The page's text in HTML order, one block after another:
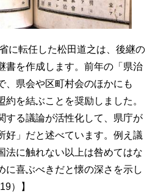
に転任した松田道之は、後継の
書を作成します。前年の「県治
、県会や区町村会のほかにも
約を結ぶことを奨励しました。
する議論が活性化して、県庁が
好」だと述べています。例え議
法に触れない以上は咎めてはな
に喜ぶべきだと懐の深さを示し
）】